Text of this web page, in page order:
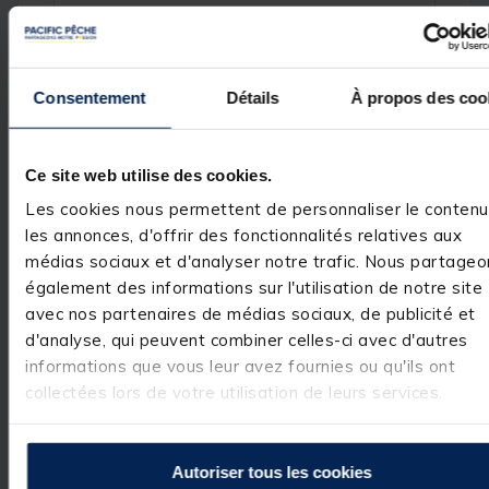
Consentement Détails À propos des
Ce site web utilise des cookies.
Les cookies nous permettent de personnaliser le
les annonces, d'offrir des fonctionnalités relatives aux
médias sociaux et d'analyser notre trafic. Nous
également des informations sur l'utilisation de notre site
avec nos partenaires de médias sociaux, de publicité et
d'analyse, qui peuvent combiner celles-ci avec d'autres
informations que vous leur avez fournies ou qu'ils ont
collectées lors de votre utilisation de leurs services.
Autoriser tous les cookies
Avis des pêcheurs
5
/5
avis soumis à un
contrôle
Voir tous les avis sur ce site
5étoiles
3
4étoiles
0
2étoiles
0
0
RAS
Avis du 02/06/2026
expérience du04/05/2026
Stéphane D.
Utile Signaler
Réponse de
remercions pour